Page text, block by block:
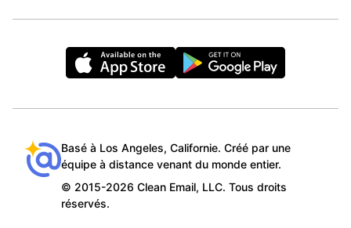
Basé à Los Angeles, Californie. Créé par une
équipe à distance venant du monde entier.
© 2015-2026 Clean Email, LLC. Tous droits
réservés.